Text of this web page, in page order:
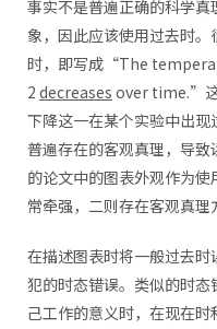
事实不是普遍正确的科学
象，因此应该使用过去时
时，即写成“The
2 decreases over time.”这
下降这一在某个实验中出
普遍存在的客观真理，导
的论文中的图表外观作为
常牵强，二则存在客观真理
在描述图表时将一般过去
犯的时态错误。类似的时
己工作的意义时，在现在